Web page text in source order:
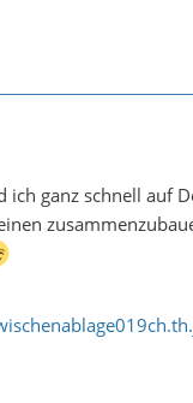
ganz schnell auf